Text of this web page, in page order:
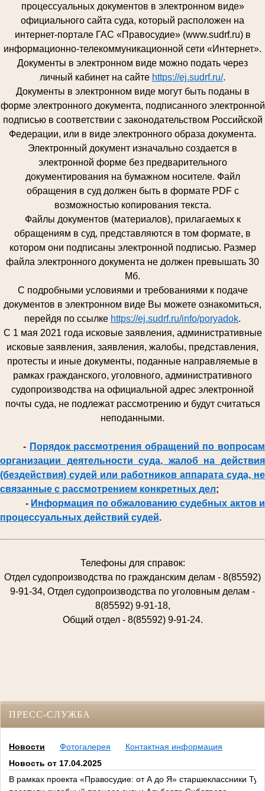
процессуальных документов в электронном виде»
официального сайта суда, который расположен на
интернет-портале ГАС «Правосудие» (www.sudrf.ru) в
информационно-телекоммуникационной сети «Интернет».
Документы в электронном виде можно подать через
личный кабинет на сайте https://ej.sudrf.ru/.
Документы в электронном виде могут быть поданы в
форме электронного документа, подписанного электронной
подписью в соответствии с законодательством Российской
Федерации, или в виде электронного образа документа.
Электронный документ изначально создается в
электронной форме без предварительного
документирования на бумажном носителе. Файл
обращения в суд должен быть в формате PDF с
возможностью копирования текста.
Файлы документов (материалов), прилагаемых к
обращениям в суд, представляются в том формате, в
котором они подписаны электронной подписью. Размер
файла электронного документа не должен превышать 30
Мб.
С подробными условиями и требованиями к подаче
документов в электронном виде Вы можете ознакомиться,
перейдя по ссылке https://ej.sudrf.ru/info/poryadok.
С 1 мая 2021 года исковые заявления, административные
исковые заявления, заявления, жалобы, представления,
протесты и иные документы, поданные направляемые в
рамках гражданского, уголовного, административного
судопроизводства на официальной адрес электронной
почты суда, не подлежат рассмотрению и будут считаться
неподанными.
- Порядок рассмотрения обращений по вопросам
организации деятельности суда, жалоб на действия
(бездействия) судей или работников аппарата суда, не
связанные с рассмотрением конкретных дел;
- Информация по обжалованию судебных актов и
процессуальных действий судей.
Телефоны для справок:
Отдел судопроизводства по гражданским делам - 8(85592)
9-91-34, Отдел судопроизводства по уголовным делам -
8(85592) 9-91-18,
Общий отдел - 8(85592) 9-91-24.
ПРЕСС-СЛУЖБА
Новости Фотогалерея
Контактная информация
Новость от 17.04.2025
В рамках проекта «Правосудие: от А до Я» старшеклассники